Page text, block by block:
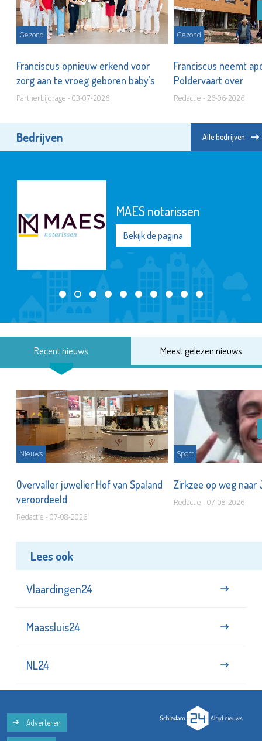
Gezond
Franciscus opnieuw erkend voor
zorg aan te vroeg geboren baby’s
Partnerbijdrage - 03-07-2026
Gezond
Franciscus neemt
Poldervaart over
Redactie - 26-06-2026
Bedrijven Alle bedrijven
MAES notarissen
Bekijk de pagina
Recent nieuws Meest gelezen nieuws
Nieuws
Overvaller juwelier Hof van Spaland
veroordeeld
Redactie - 07-08-2026
Sport
Zirkzee op weg
Redactie - 07-08-2026
Lees ook
Vlaardingen24
Maassluis24
NL24
Adverteren